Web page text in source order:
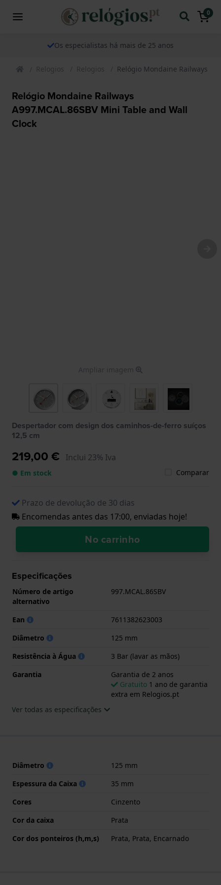
0
Os especialistas há mais de 25 anos
Relogios Relogios Relógio Mondaine Railways
Relógio Mondaine Railways
A997.MCAL.86SBV Mini Table and Wall
Clock
Ampliar imagem
Despertador com design dos caminhos-de-ferro suíços
12,5 cm
219,00 € Inclui 23% Iva
● Em stock Comparar
Prazo de devolução de 30 dias
Encomendas antes das 17:00, enviadas hoje!
No carrinho
Especificações
Número de artigo
alternativo
997.MCAL.86SBV
Ean
7611382623003
Diâmetro
125 mm
Resistência à Água
3 Bar (lavar as mãos)
Garantia
Garantia de 2 anos
Gratuito 1 ano de garantia
extra em Relogios.pt
Ver todas as especificações
Diâmetro
125 mm
Espessura da Caixa
35 mm
Cores
Cinzento
Cor da caixa
Prata
Cor dos ponteiros (h,m,s)
Prata, Prata, Encarnado